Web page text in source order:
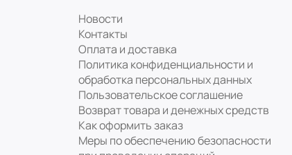
Новости
Контакты
Оплата и доставка
Политика конфиденциальности и
обработка персональных данных
Пользовательское соглашение
Возврат товара и денежных средств
Как оформить заказ
Меры по обеспечению безопасности